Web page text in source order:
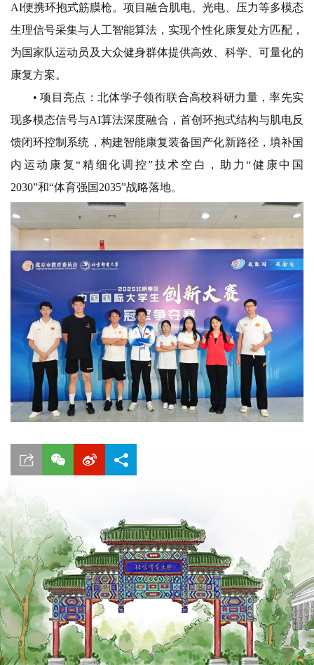
AI便携环抱式筋膜枪。项目融合肌电、光电、压力等多模态
生理信号采集与人工智能算法，实现个性化康复处方匹配，
为国家队运动员及大众健身群体提供高效、科学、可量化的
康复方案。
• 项目亮点：北体学子领衔联合高校科研力量，率先实
现多模态信号与AI算法深度融合，首创环抱式结构与肌电反
馈闭环控制系统，构建智能康复装备国产化新路径，填补国
内运动康复“精细化调控”技术空白，助力“健康中国
2030”和“体育强国2035”战略落地。